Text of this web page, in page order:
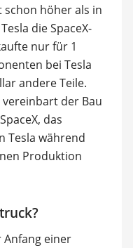
höher als in
die SpaceX-
nur für 1
bei Tesla
andere Teile.
der Bau
das
Tesla während
Produktion
einer